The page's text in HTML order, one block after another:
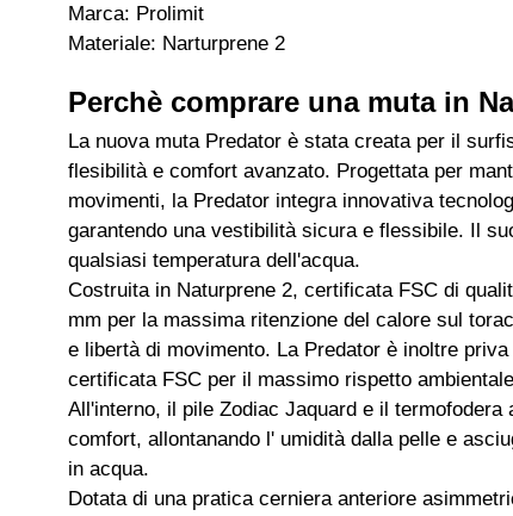
Marca: Prolimit
Materiale: Narturprene 2
Perchè comprare una muta in
La nuova muta Predator è stata creata per il
flesibilità e comfort avanzato. Progettata per
movimenti, la Predator integra innovativa
garantendo una vestibilità sicura e flessibile. Il
qualsiasi temperatura dell'acqua.
Costruita in Naturprene 2, certificata FSC di
mm per la massima ritenzione del calore sul
e libertà di movimento. La Predator è inoltre
certificata FSC per il massimo rispetto
All'interno, il pile Zodiac Jaquard e il
comfort, allontanando l' umidità dalla pelle e
in acqua.
Dotata di una pratica cerniera anteriore